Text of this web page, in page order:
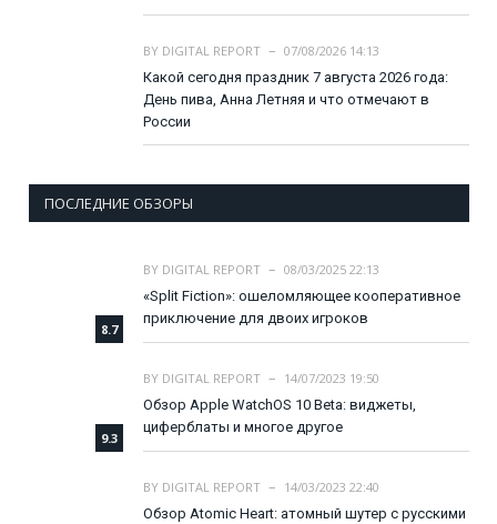
BY DIGITAL REPORT
07/08/2026 14:13
Какой сегодня праздник 7 августа 2026 года:
День пива, Анна Летняя и что отмечают в
России
ПОСЛЕДНИЕ ОБЗОРЫ
8.7
BY DIGITAL REPORT
08/03/2025 22:13
«Split Fiction»: ошеломляющее кооперативное
приключение для двоих игроков
9.3
BY DIGITAL REPORT
14/07/2023 19:50
Обзор Apple WatchOS 10 Beta: виджеты,
циферблаты и многое другое
BY DIGITAL REPORT
14/03/2023 22:40
Обзор Atomic Heart: атомный шутер с русскими